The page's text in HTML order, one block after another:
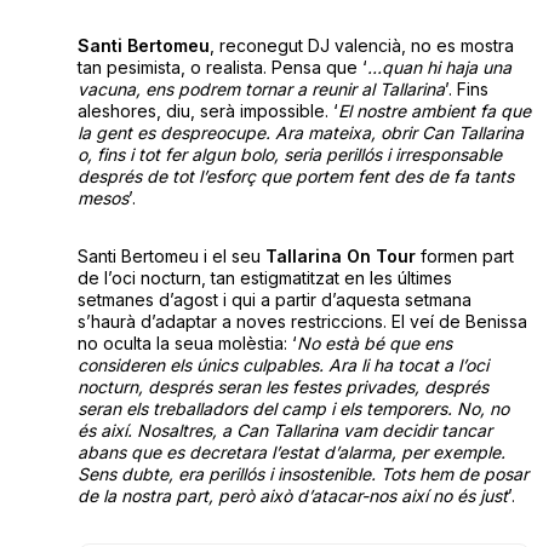
Santi Bertomeu , reconegut DJ valencià, no es mostra
tan pesimista, o realista. Pensa que ‘…quan hi haja una
vacuna, ens podrem tornar a reunir al Tallarina’. Fins
aleshores, diu, serà impossible. ‘El nostre ambient fa que
la gent es despreocupe. Ara mateixa, obrir Can Tallarina
o, fins i tot fer algun bolo, seria perillós i irresponsable
després de tot l’esforç que portem fent des de fa tants
mesos’.
Santi Bertomeu i el seu Tallarina On Tourformen part
de l’oci nocturn, tan estigmatitzat en les últimes
setmanes d’agost i qui a partir d’aquesta setmana
s’haurà d’adaptar a noves restriccions. El veí de Benissa
no oculta la seua molèstia: ‘No està bé que ens
consideren els únics culpables. Ara li ha tocat a l’oci
nocturn, després seran les festes privades, després
seran els treballadors del camp i els temporers. No, no
és així. Nosaltres, a Can Tallarina vam decidir tancar
abans que es decretara l’estat d’alarma, per exemple.
Sens dubte, era perillós i insostenible. Tots hem de posar
de la nostra part, però això d’atacar-nos així no és just’.